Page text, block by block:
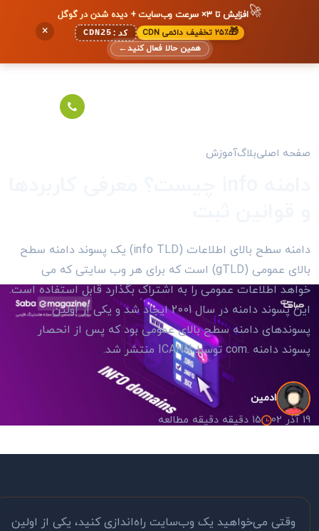
🚀افزایش تا ۳× سرعت وب‌سایت + دیده شدن در گوگل
🎁۲۵٪ تخفیف دائمی CDN کد:CDN25
همین حالا فعال کنید←
×
صفحه اصلیبلاگآموزش
دامنه سطح بالای اطلاعات (info TLD) یک پسوند دامنه سطح
بالای عمومی (gTLD) است که برای هر وب سایتی که می
خواهد اطلاعات عمومی را به اشتراک بگذارد قابل استفاده است.
این پسوند دامنه در سال 2001 ایجاد شد و یکی از اولین
پسوندهای دامنه سطح بالای عمومی بود که پس از انحصار
پسوند دامنه .com توسط ICANN منتشر شد.
ادمین
19 آذر 02 15 دقیقه دقیقه مطالعه
وقتی می‌خواهید یک وب‌سایت راه‌اندازی کنید، یکی از اولین